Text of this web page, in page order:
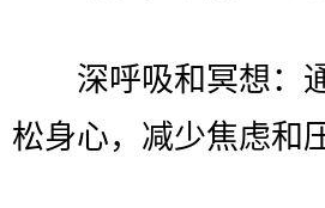
深呼吸和冥想：通
松身心，减少焦虑和